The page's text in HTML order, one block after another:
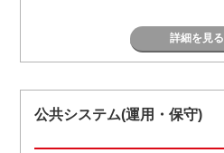
詳細を見る
公共システム(運用・保守)